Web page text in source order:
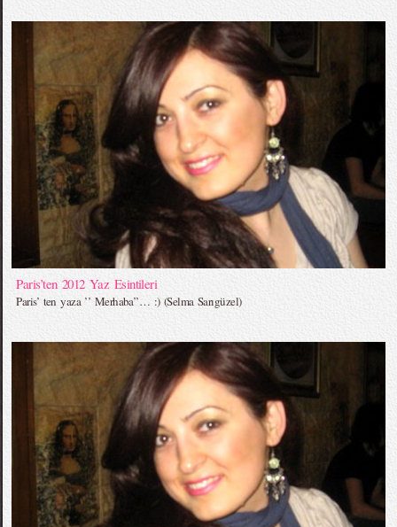
Paris’ten 2012 Yaz Esintileri
Paris’ ten yaza ’’ Merhaba’’… :) (Selma Sarıgüzel)